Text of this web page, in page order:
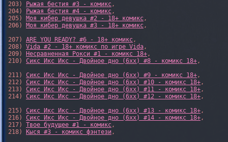
203)
Рыжая бестия #3 - комикс,
204)
Рыжая бестия #4 - комикс,
205) Моя кибер девушка #2 - 18+ комикс,
206) Моя кибер девушка #3 - 18+ комикс,
207) ARE YOU READY? #6 - 18+ комикс,
208) Vida #2 - 18+ комикс по игре Vida,
209)
Несравненная Рокси #1 - комикс 18+,
210) Сикс Икс Икс - Двойное дно (6xx) #8 - комикс 18+,
211) Сикс Икс Икс - Двойное дно (6xx) #9 - комикс 18+,
212) Сикс Икс Икс - Двойное дно (6xx) #10 - комикс 18+,
213) Сикс Икс Икс - Двойное дно (6xx) #11 - комикс 18+,
214) Сикс Икс Икс - Двойное дно (6xx) #12 - комикс 18+,
215) Сикс Икс Икс - Двойное дно (6xx) #13 - комикс 18+,
216) Сикс Икс Икс - Двойное дно (6xx) #14 - комикс 18+,
217) Твое будущее #1 - комикс,
218)
Кыся #3 - комикс фэнтези,